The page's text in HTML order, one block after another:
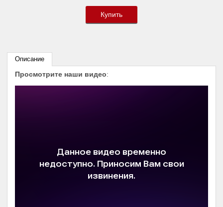
Купить
Описание
Просмотрите наши видео: